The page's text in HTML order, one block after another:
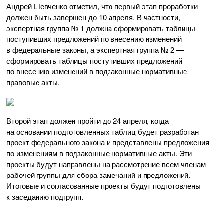
Андрей Шевченко отметил, что первый этап проработки
должен быть завершен до 10 апреля. В частности,
экспертная группа № 1 должна сформировать таблицы
поступивших предложений по внесению изменений
в федеральные законы, а экспертная группа № 2 —
сформировать таблицы поступивших предложений
по внесению изменений в подзаконные нормативные
правовые акты.
Второй этап должен пройти до 24 апреля, когда
на основании подготовленных таблиц будет разработан
проект федерального закона и представлены предложения
по изменениям в подзаконные нормативные акты. Эти
проекты будут направлены на рассмотрение всем членам
рабочей группы для сбора замечаний и предложений.
Итоговые и согласованные проекты будут подготовлены
к заседанию подгрупп.